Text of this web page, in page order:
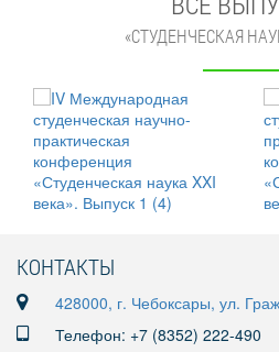
«СТУДЕНЧЕСКАЯ
КОНТАКТЫ
428000, г. Чебоксары, ул.
Телефон: +7 (8352) 222-490